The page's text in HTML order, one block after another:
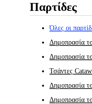
Παρτίδες
Όλες οι
Δημοπρασία
Δημοπρασία
Τσάντες
Δημοπρασία
Δημοπρασία